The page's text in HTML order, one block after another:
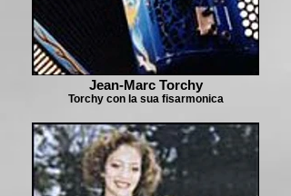
Jean-Marc Torchy
Torchy con la sua fisarmonica